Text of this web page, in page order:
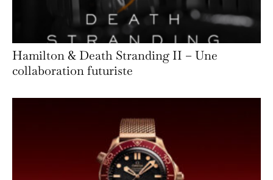
Hamilton & Death Stranding II – Une
collaboration futuriste